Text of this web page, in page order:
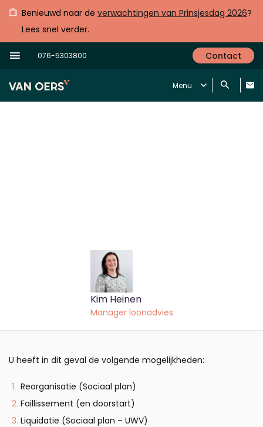
Benieuwd naar de verwachtingen van Prinsjesdag 2026?
Lees snel verder.
076-5303800 Contact
Menu
Kim Heinen
Manager loonadvies
U heeft in dit geval de volgende mogelijkheden:
Reorganisatie (Sociaal plan)
Faillissement (en doorstart)
Liquidatie (Sociaal plan – UWV)